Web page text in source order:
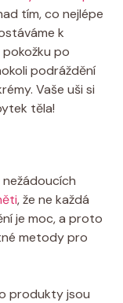
tím, co nejlépe
k
po
podráždění
Vaše uši si
těla!
, že ne každá
je moc, a proto
metody pro
produkty jsou